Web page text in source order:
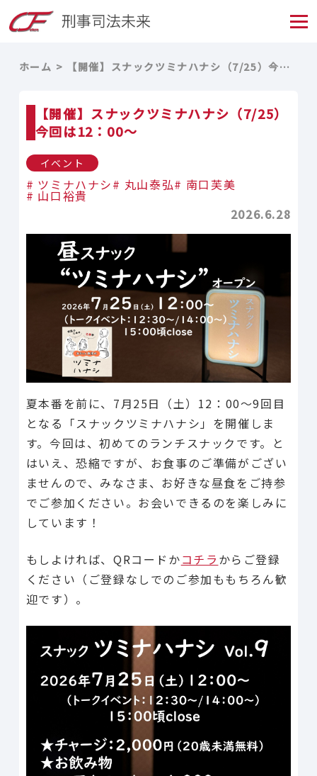
ホーム 【開催】スナックツミナハナシ（7/25）今回は12：00～
【開催】スナックツミナハナシ（7/25）
今回は12：00～
イベント
ツミナハナシ 丸山泰弘 南口芙美
山口裕貴
2026.6.28
夏本番を前に、7月25日（土）12：00～9回目
となる「スナックツミナハナシ」を開催しま
す。今回は、初めてのランチスナックです。と
はいえ、恐縮ですが、お食事のご準備がござい
ませんので、みなさま、お好きな昼食をご持参
でご参加ください。お会いできるのを楽しみに
しています！
もしよければ、QRコードかコチラ からご登録
ください（ご登録なしでのご参加ももちろん歓
迎です）。